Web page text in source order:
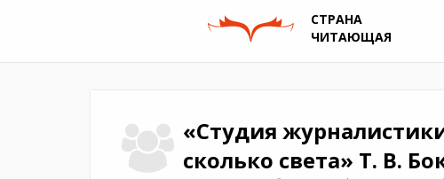
СТРАНА
ЧИТАЮЩАЯ
«Студия
сколько света» Т. В.